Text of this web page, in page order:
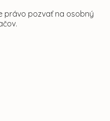
právo pozvať na osobný